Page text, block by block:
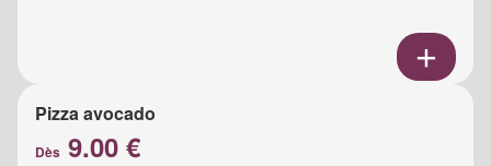
Pizza avocado
Dès 9.00 €